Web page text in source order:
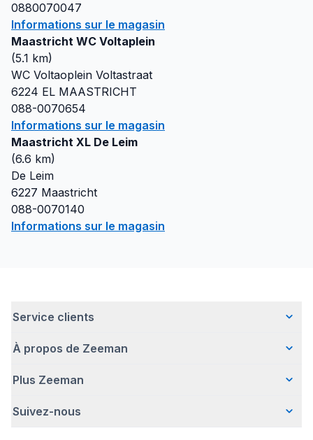
0880070047
Informations sur le magasin
Maastricht WC Voltaplein
(5.1 km)
WC Voltaoplein Voltastraat
6224 EL MAASTRICHT
088-0070654
Informations sur le magasin
Maastricht XL De Leim
(6.6 km)
De Leim
6227 Maastricht
088-0070140
Informations sur le magasin
Service clients
Questions fréquentes
Livraison
Retour d'articles
À propos de Zeeman
Qui sommes-nous ?
Une entreprise responsable
Plus Zeeman
Avertissement de sécurité
Suivez-nous